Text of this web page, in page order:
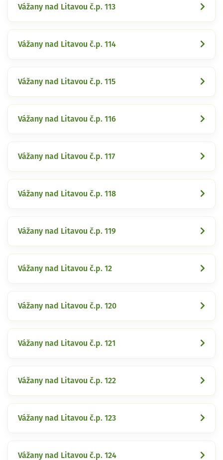
Vážany nad Litavou č.p. 113
Vážany nad Litavou č.p. 114
Vážany nad Litavou č.p. 115
Vážany nad Litavou č.p. 116
Vážany nad Litavou č.p. 117
Vážany nad Litavou č.p. 118
Vážany nad Litavou č.p. 119
Vážany nad Litavou č.p. 12
Vážany nad Litavou č.p. 120
Vážany nad Litavou č.p. 121
Vážany nad Litavou č.p. 122
Vážany nad Litavou č.p. 123
Vážany nad Litavou č.p. 124